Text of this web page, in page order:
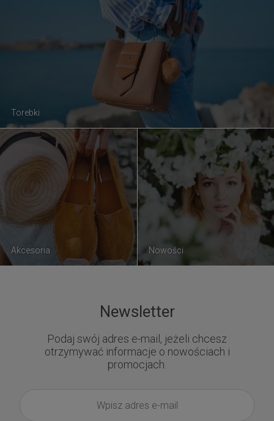
Torebki
Akcesoria Nowości
Newsletter
Podaj swój adres e-mail, jeżeli chcesz
otrzymywać informacje o nowościach i
promocjach.